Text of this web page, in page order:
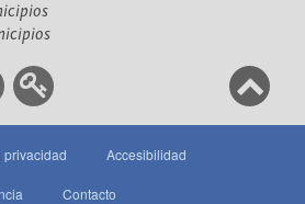
privacidad Accesibilidad
Contacto